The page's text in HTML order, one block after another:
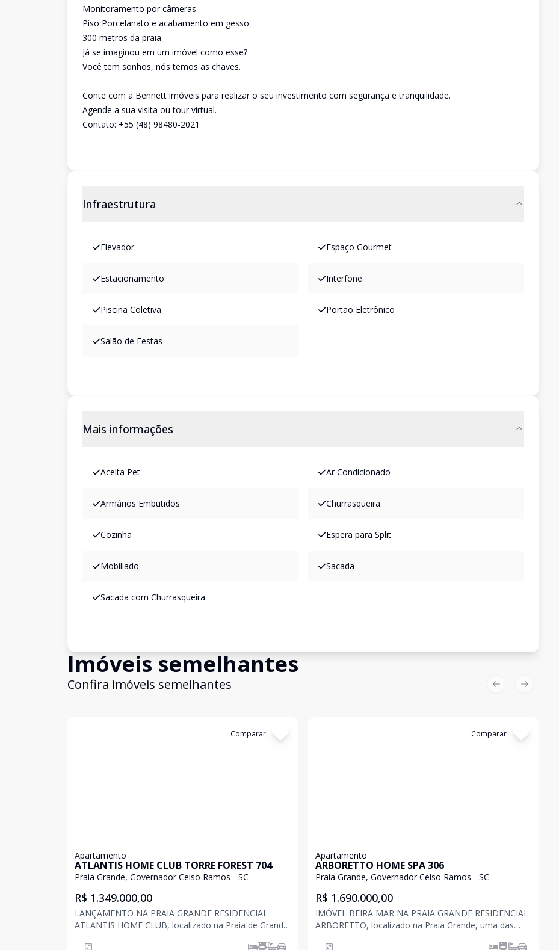
Monitoramento por câmeras
Piso Porcelanato e acabamento em gesso
300 metros da praia
Já se imaginou em um imóvel como esse?
Você tem sonhos, nós temos as chaves.
Conte com a Bennett imóveis para realizar o seu investimento com segurança e tranquilidade.
Agende a sua visita ou tour virtual.
Contato: +55 (48) 98480-2021
Infraestrutura
Elevador Espaço Gourmet
Estacionamento Interfone
Piscina Coletiva Portão Eletrônico
Salão de Festas
Mais informações
Aceita Pet Ar Condicionado
Armários Embutidos Churrasqueira
Cozinha Espera para Split
Mobiliado Sacada
Sacada com Churrasqueira
Imóveis semelhantes
Confira imóveis semelhantes
Comparar
Apartamento
ATLANTIS HOME CLUB TORRE FOREST 704
Praia Grande, Governador Celso Ramos - SC
R$ 1.349.000,00
LANÇAMENTO NA PRAIA GRANDE RESIDENCIAL
ATLANTIS HOME CLUB, localizado na Praia de Grande,
Comparar
Apartamento
ARBORETTO HOME SPA 306
Praia Grande, Governador Celso Ramos - SC
R$ 1.690.000,00
IMÓVEL BEIRA MAR NA PRAIA GRANDE RESIDENCIAL
ARBORETTO, localizado na Praia Grande, uma das
Previous slide
Next slide